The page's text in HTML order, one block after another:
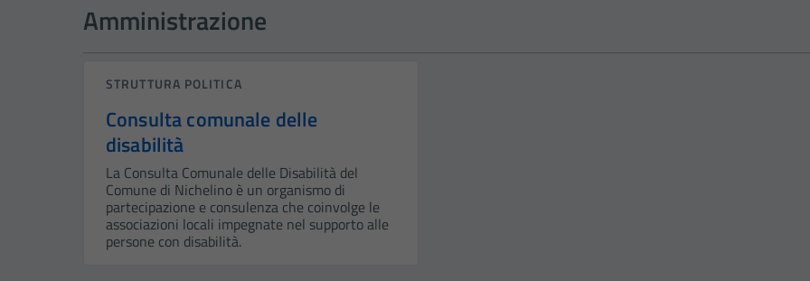
Amministrazione
STRUTTURA POLITICA
Consulta comunale delle
disabilità
La Consulta Comunale delle Disabilità del
Comune di Nichelino è un organismo di
partecipazione e consulenza che coinvolge le
associazioni locali impegnate nel supporto alle
persone con disabilità.